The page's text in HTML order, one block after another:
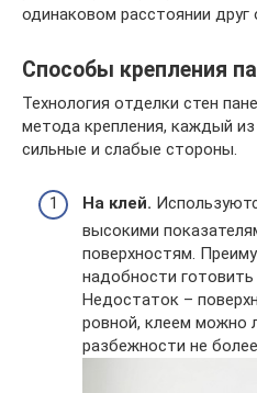
одинаковом расстоянии друг
Способы крепления
Технология отделки стен
метода крепления, каждый
сильные и слабые стороны.
На клей.
высокими
поверхностям.
надобности
Недостаток –
ровной, клеем можно
разбежности не